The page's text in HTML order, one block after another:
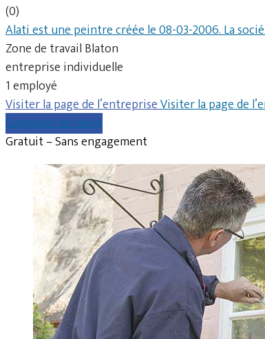
(0)
Alati est une peintre créée le 08-03-2006. La
Zone de travail Blaton
entreprise individuelle
1 employé
Visiter la page de l’entrepriseVisiter la page de
Comparer les devis
Gratuit – Sans engagement